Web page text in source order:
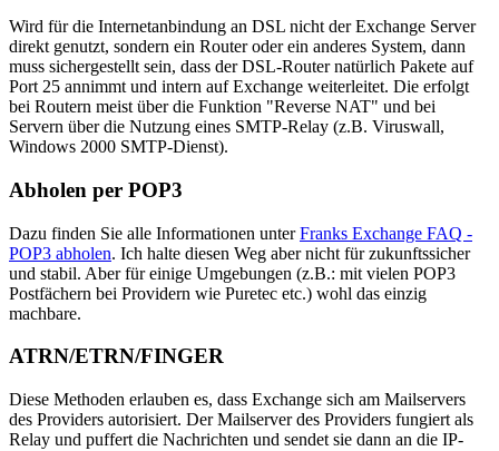
Wird für die Internetanbindung an DSL nicht der Exchange Server
direkt genutzt, sondern ein Router oder ein anderes System, dann
muss sichergestellt sein, dass der DSL-Router natürlich Pakete auf
Port 25 annimmt und intern auf Exchange weiterleitet. Die erfolgt
bei Routern meist über die Funktion "Reverse NAT" und bei
Servern über die Nutzung eines SMTP-Relay (z.B. Viruswall,
Windows 2000 SMTP-Dienst).
Abholen per POP3
Dazu finden Sie alle Informationen unterFranks Exchange FAQ -
POP3 abholen. Ich halte diesen Weg aber nicht für zukunftssicher
und stabil. Aber für einige Umgebungen (z.B.: mit vielen POP3
Postfächern bei Providern wie Puretec etc.) wohl das einzig
machbare.
ATRN/ETRN/FINGER
Diese Methoden erlauben es, dass Exchange sich am Mailservers
des Providers autorisiert. Der Mailserver des Providers fungiert als
Relay und puffert die Nachrichten und sendet sie dann an die IP-